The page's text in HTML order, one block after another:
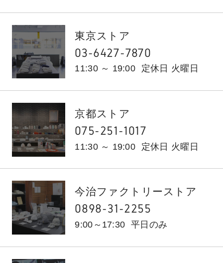
東京ストア
03-6427-7870
11:30 ～ 19:00 定休日 火曜日
京都ストア
075-251-1017
11:30 ～ 19:00 定休日 火曜日
今治ファクトリーストア
0898-31-2255
9:00～17:30 平日のみ